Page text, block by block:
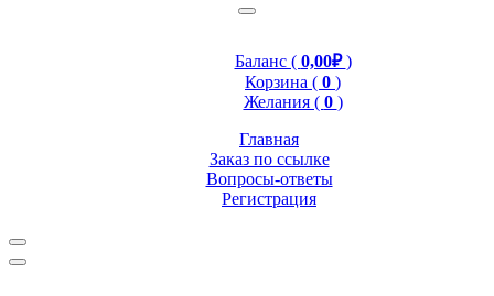
Баланс ( 0,00₽)
Корзина ( 0 )
Желания ( 0 )
Главная
Заказ по ссылке
Вопросы-ответы
Регистрация